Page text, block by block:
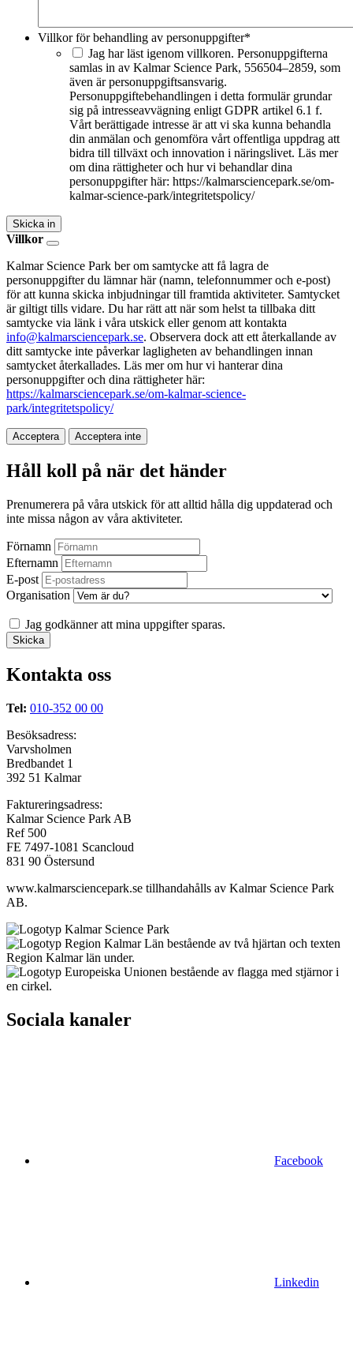
Villkor för behandling av personuppgifter*
Jag har läst igenom villkoren. Personuppgifterna
samlas in av Kalmar Science Park, 556504–2859, som
även är personuppgiftsansvarig.
Personuppgiftebehandlingen i detta formulär grundar
sig på intresseavvägning enligt GDPR artikel 6.1 f.
Vårt berättigade intresse är att vi ska kunna behandla
din anmälan och genomföra vårt offentliga uppdrag att
bidra till tillväxt och innovation i näringslivet. Läs mer
om dina rättigheter och hur vi behandlar dina
personuppgifter här: https://kalmarsciencepark.se/om-
kalmar-science-park/integritetspolicy/
Skicka in
Villkor
Kalmar Science Park ber om samtycke att få lagra de
personuppgifter du lämnar här (namn, telefonnummer och e-post)
för att kunna skicka inbjudningar till framtida aktiviteter. Samtycket
är giltigt tills vidare. Du har rätt att när som helst ta tillbaka ditt
samtycke via länk i våra utskick eller genom att kontakta
info@kalmarsciencepark.se. Observera dock att ett återkallande av
ditt samtycke inte påverkar lagligheten av behandlingen innan
samtycket återkallades. Läs mer om hur vi hanterar dina
personuppgifter och dina rättigheter här:
https://kalmarsciencepark.se/om-kalmar-science-
park/integritetspolicy/
Acceptera Acceptera inte
Håll koll på när det händer
Prenumerera på våra utskick för att alltid hålla dig uppdaterad och
inte missa någon av våra aktiviteter.
Förnamn
Efternamn
E-post
Organisation
Jag godkänner att mina uppgifter sparas.
Kontakta oss
Tel: 010-352 00 00
Besöksadress:
Varvsholmen
Bredbandet 1
392 51 Kalmar
Faktureringsadress:
Kalmar Science Park AB
Ref 500
FE 7497-1081 Scancloud
831 90 Östersund
www.kalmarsciencepark.se tillhandahålls av Kalmar Science Park
AB.
Sociala kanaler
Facebook
Linkedin